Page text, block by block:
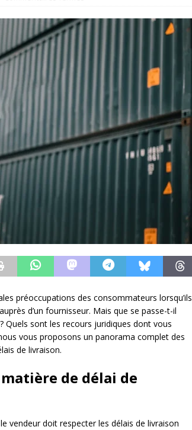
préoccupations des consommateurs lorsqu’ils
d’un fournisseur. Mais que se passe-t-il
Quels sont les recours juridiques dont vous
vous proposons un panorama complet des
de livraison.
de délai de
vendeur doit respecter les délais de livraison